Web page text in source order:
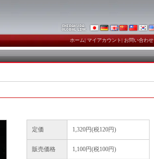
ホーム|マイアカウント|お問い合わせ
定価 1,320円(税120円)
販売価格 1,100円(税100円)